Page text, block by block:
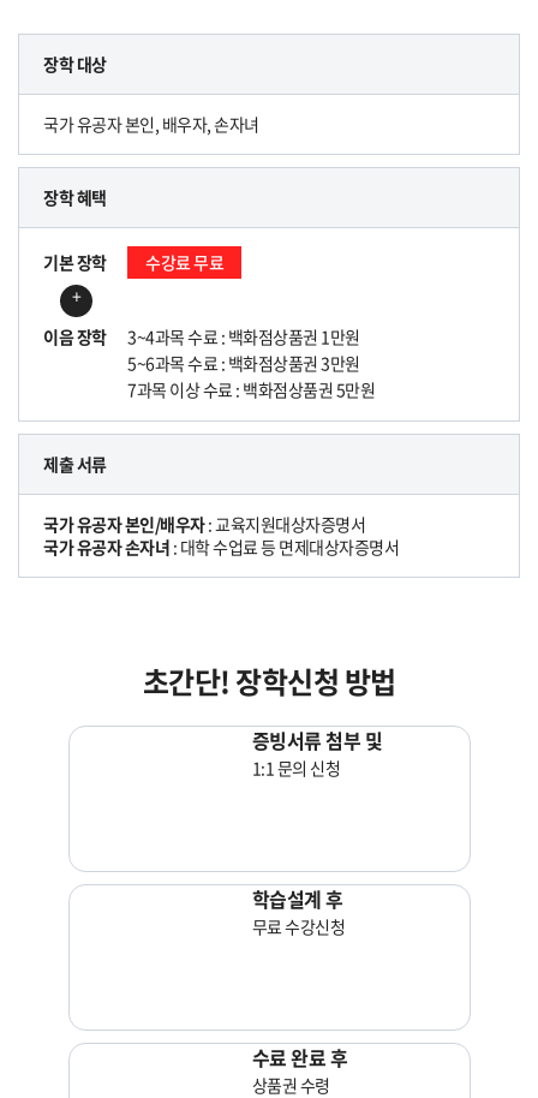
장학 대상
국가 유공자 본인, 배우자, 손자녀
장학 혜택
기본 장학
수강료 무료
+
이음 장학
3~4과목 수료 : 백화점상품권 1만원
5~6과목 수료 : 백화점상품권 3만원
7과목 이상 수료 : 백화점상품권 5만원
제출 서류
국가 유공자 본인/배우자: 교육지원대상자증명서
국가 유공자 손자녀 : 대학 수업료 등 면제대상자증명서
초간단! 장학신청 방법
증빙서류 첨부 및
1:1 문의 신청
학습설계 후
무료 수강신청
수료 완료 후
상품권 수령